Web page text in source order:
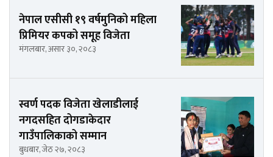
नेपाल एसीसी १९ वर्षमुनिको महिला
प्रिमियर कपको समूह विजेता
मंगलबार, असार ३०, २०८३
स्वर्ण पदक विजेता खेलाडीलाई
नगदसहित दोगडाकेदार
गाउँपालिकाको सम्मान
बुधबार, जेठ २७, २०८३